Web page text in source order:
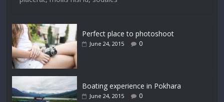
Perfect place to photoshoot
June 24, 2015 0
Boating experience in Pokhara
June 24, 2015 0